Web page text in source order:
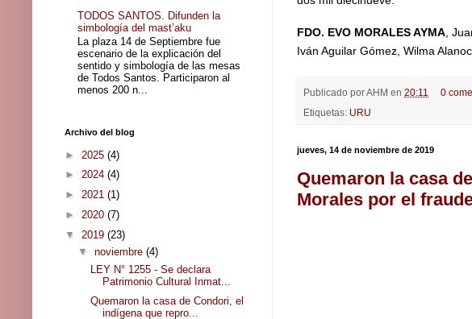
FDO. EVO MORALES AYMA ,
Iván Aguilar Gómez, Wilma
Publicado porAHM en 20:11
0
Etiquetas: URU
jueves, 14 de noviembre de 2019
Quemaron la casa
Morales por el
TODOS SANTOS. Difunden la
simbología del mast’aku
La plaza 14 de Septiembre fue
escenario de la explicación del
sentido y simbología de las mesas
de Todos Santos. Participaron al
menos 200 n...
Archivo del blog
► 2025 (4)
► 2024 (4)
► 2021 (1)
► 2020 (7)
▼ 2019 (23)
▼ noviembre (4)
LEY N° 1255 - Se declara
Patrimonio Cultural Inmat...
Quemaron la casa de Condori, el
indígena que repro...